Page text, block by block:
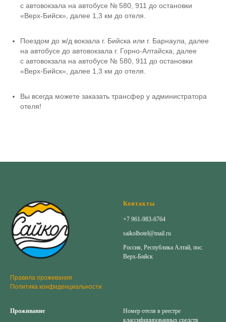
с автовокзала на автобусе № 580, 911 до остановки
«Верх-Бийск», далее 1,3 км до отеля.
Поездом до ж/д вокзала г. Бийска или г. Барнаула, далее
на автобусе до автовокзала г. Горно-Алтайска, далее
с автовокзала на автобусе № 580, 911 до остановки
«Верх-Бийск», далее 1,3 км до отеля.
Вы всегда можете заказать трансфер у администратора
отеля!
Правила проживания
Политика конфиденциальности
Контакты
+7 961-983-6764
saikolhotel@mail.ru
Россия, Республика Алтай, пос.
Верх-Бийск
Проживание
Номер отеля в реестре
классифицированных средств